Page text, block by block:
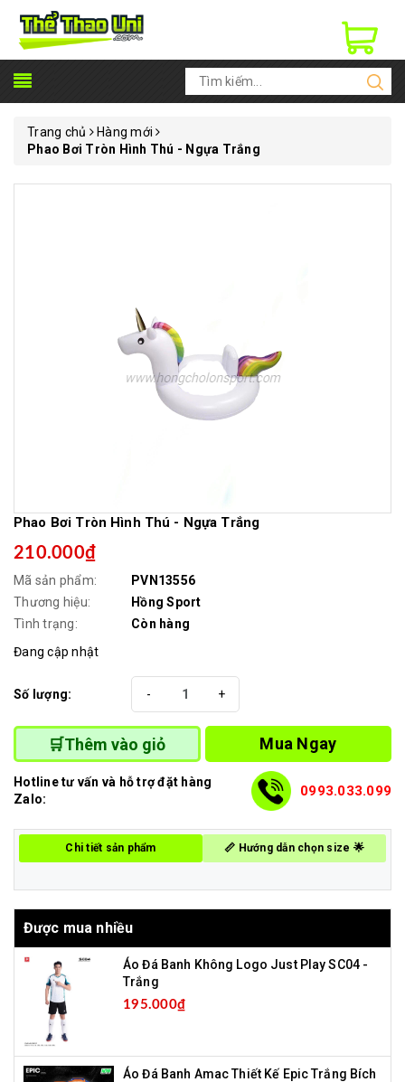
Trang chủ
Hàng mới
Phao Bơi Tròn Hình Thú - Ngựa Trắng
Phao Bơi Tròn Hình Thú - Ngựa Trắng
210.000₫
Mã sản phẩm:
PVN13556
Thương hiệu:
Hồng Sport
Tình trạng:
Còn hàng
Đang cập nhật
Số lượng: +
-
🛒Thêm vào giỏ Mua Ngay
Hotline tư vấn và hỗ trợ đặt hàng
Zalo:
0993.033.099
Chi tiết sản phẩm 📏 Hướng dẫn chọn size 🌟
Được mua nhiều
Áo Đá Banh Không Logo Just Play SC04 -
Trắng
195.000₫
Áo Đá Banh Amac Thiết Kế Epic Trắng Bích